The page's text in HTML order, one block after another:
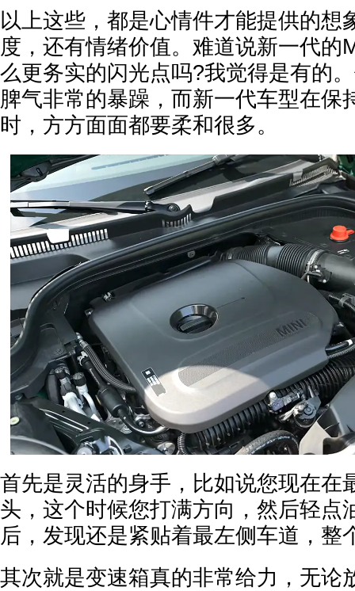
以上这些，都是心情件才能提供的想
度，还有情绪价值。难道说新一代的
么更务实的闪光点吗?我觉得是有的
脾气非常的暴躁，而新一代车型在保
时，方方面面都要柔和很多。
首先是灵活的身手，比如说您现在在
头，这个时候您打满方向，然后轻点
后，发现还是紧贴着最左侧车道，整
其次就是变速箱真的非常给力，无论